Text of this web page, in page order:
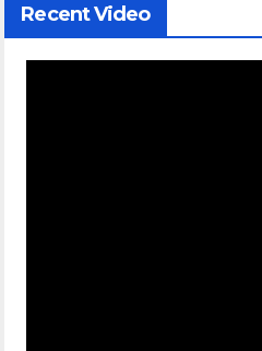
Recent Video